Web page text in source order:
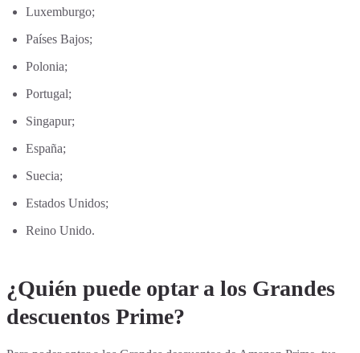
Luxemburgo;
Países Bajos;
Polonia;
Portugal;
Singapur;
España;
Suecia;
Estados Unidos;
Reino Unido.
¿Quién puede optar a los Grandes
descuentos Prime?